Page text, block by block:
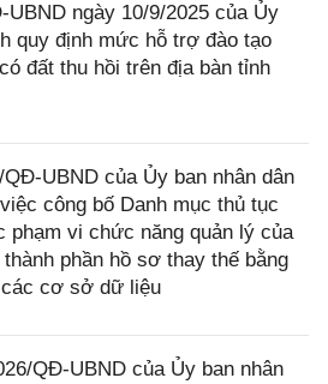
UBND ngày 10/9/2025 của Ủy
quy định mức hỗ trợ đào tạo
đất thu hồi trên địa bàn tỉnh
UBND của Ủy ban nhân dân
công bố Danh mục thủ tục
phạm vi chức năng quản lý của
phần hồ sơ thay thế bằng
cơ sở dữ liệu
QĐ-UBND của Ủy ban nhân